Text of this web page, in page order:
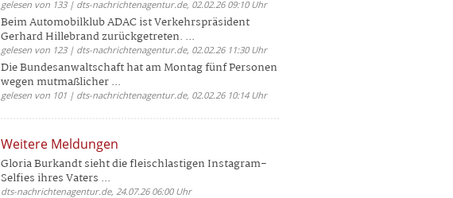
gelesen von 133 | dts-nachrichtenagentur.de, 02.02.26 09:10 Uhr
Beim Automobilklub ADAC ist Verkehrspräsident
Gerhard Hillebrand zurückgetreten. ...
gelesen von 123 | dts-nachrichtenagentur.de, 02.02.26 11:30 Uhr
Die Bundesanwaltschaft hat am Montag fünf Personen
wegen mutmaßlicher ...
gelesen von 101 | dts-nachrichtenagentur.de, 02.02.26 10:14 Uhr
Weitere Meldungen
Gloria Burkandt sieht die fleischlastigen Instagram-
Selfies ihres Vaters ...
dts-nachrichtenagentur.de, 24.07.26 06:00 Uhr